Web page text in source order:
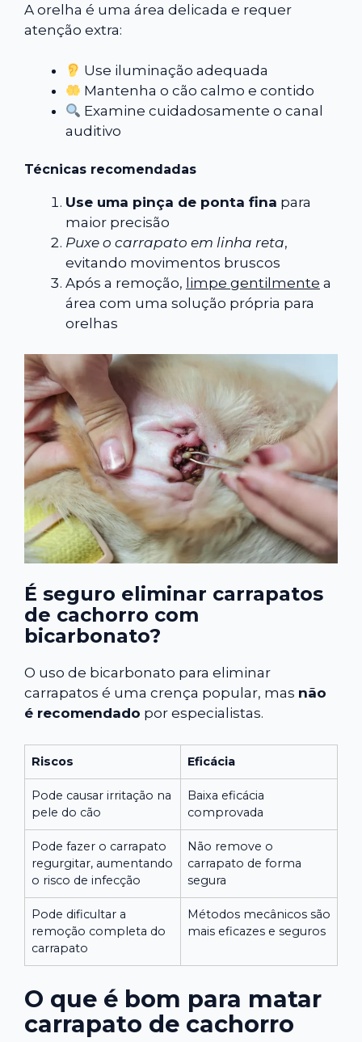
A orelha é uma área delicada e requer
atenção extra:
Use iluminação adequada
Mantenha o cão calmo e contido
Examine cuidadosamente o canal
auditivo
Técnicas recomendadas
Use uma pinça de ponta fina para
maior precisão
Puxe o carrapato em linha reta,
evitando movimentos bruscos
Após a remoção, limpe gentilmente a
área com uma solução própria para
orelhas
É seguro eliminar carrapatos
de cachorro com
bicarbonato?
O uso de bicarbonato para eliminar
carrapatos é uma crença popular, mas não
é recomendado por especialistas.
Riscos Eficácia
Pode causar irritação na
pele do cão
Baixa eficácia
comprovada
Pode fazer o carrapato
regurgitar, aumentando
o risco de infecção
Não remove o
carrapato de forma
segura
Pode dificultar a
remoção completa do
carrapato
Métodos mecânicos são
mais eficazes e seguros
O que é bom para matar
carrapato de cachorro